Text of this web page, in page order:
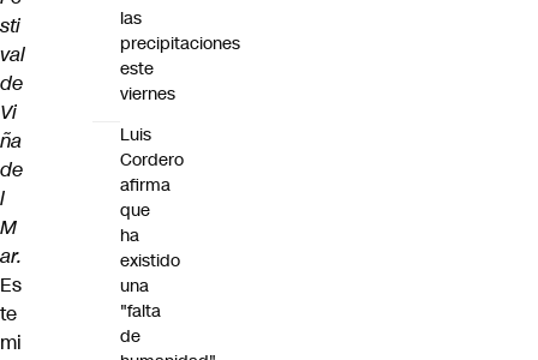
sti
val
de
Vi
ña
de
l
M
ar.
Es
te
mi
las
precipitaciones
este
viernes
Luis
Cordero
afirma
que
ha
existido
una
"falta
de